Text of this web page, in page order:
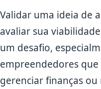
Validar uma ideia de
avaliar sua
um desafio,
empreendedores
gerenciar finanças